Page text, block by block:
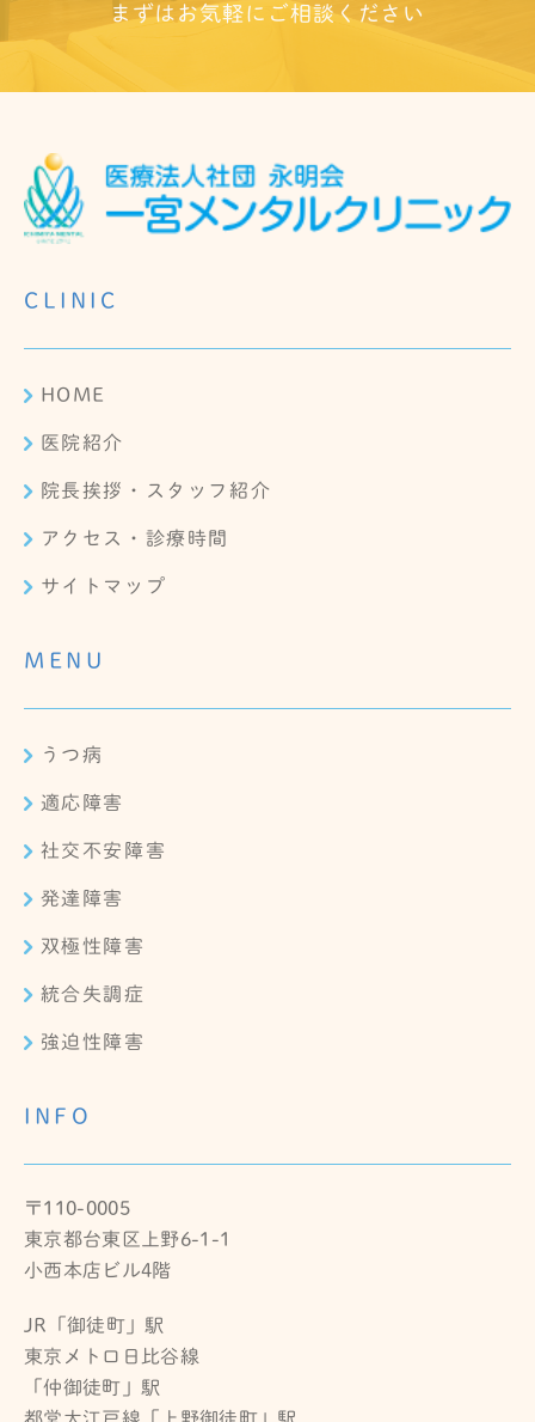
まずはお気軽にご相談ください
CLINIC
HOME
医院紹介
院長挨拶・スタッフ紹介
アクセス・診療時間
サイトマップ
MENU
うつ病
適応障害
社交不安障害
発達障害
双極性障害
統合失調症
強迫性障害
INFO
〒110-0005
東京都台東区上野6-1-1
小西本店ビル4階
JR「御徒町」駅
東京メトロ日比谷線
「仲御徒町」駅